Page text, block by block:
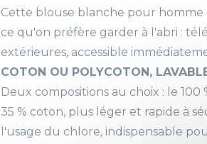
Cette blouse blanche pour
ce qu'on préfère garder à l'abri :
extérieures, accessible
COTON OU POLYCOTON,
Deux compositions au choix : le
35 % coton, plus léger et rapide à
l'usage du chlore, indispensable